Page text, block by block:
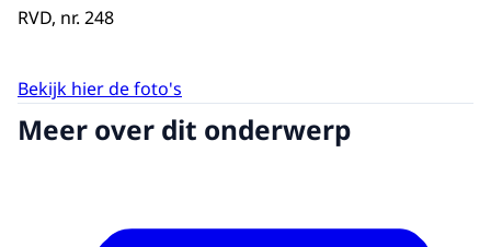
RVD, nr. 248
Bekijk hier de foto's
Meer over dit onderwerp